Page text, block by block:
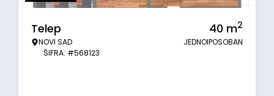
Telep
NOVI SAD
ŠIFRA: #568123
40 m2
JEDNOIPOSOBAN